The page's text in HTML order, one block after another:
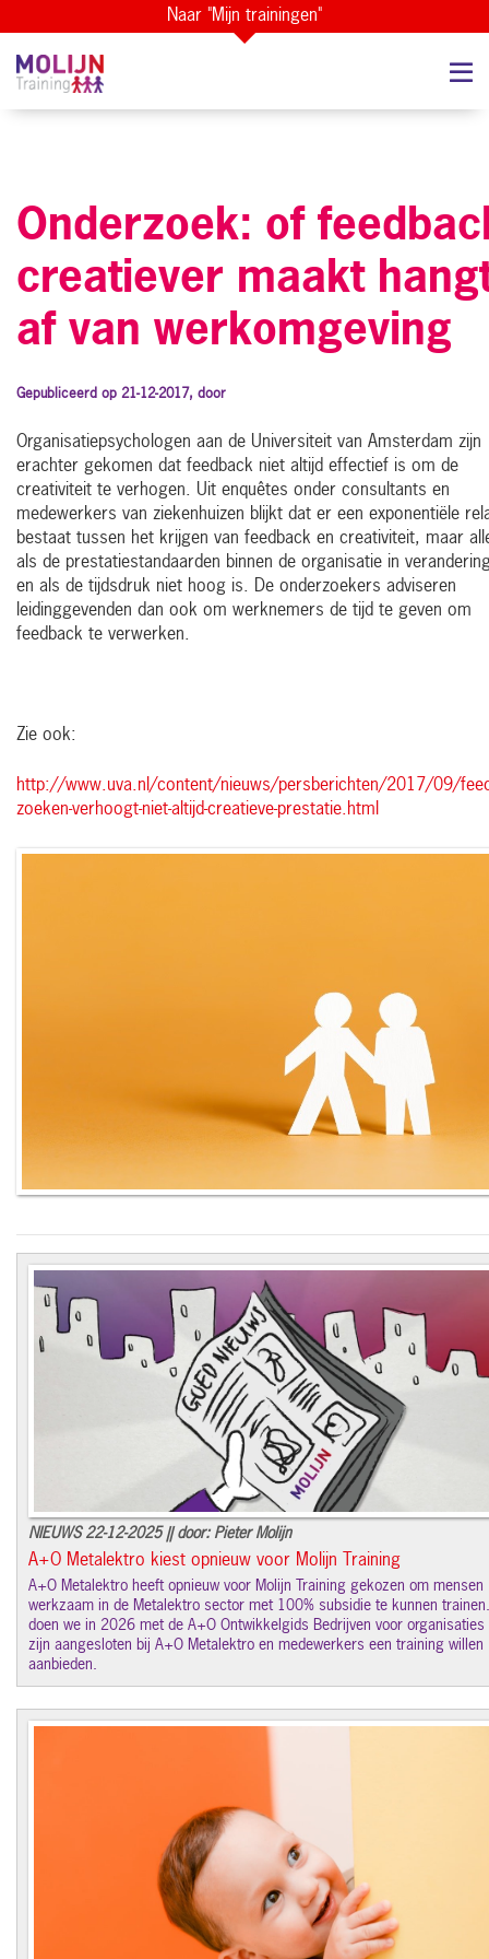
Naar "Mijn trainingen"
Onderzoek: of
creatiever maakt
af van werkomgeving
Gepubliceerd op 21-12-2017, door
Organisatiepsychologen aan de Universiteit van Amsterdam zijn
erachter gekomen dat feedback niet altijd effectief is om de
creativiteit te verhogen. Uit enquêtes onder consultants en
medewerkers van ziekenhuizen blijkt dat er een exponentiële
bestaat tussen het krijgen van feedback en creativiteit, maar
als de prestatiestandaarden binnen de organisatie in
en als de tijdsdruk niet hoog is. De onderzoekers adviseren
leidinggevenden dan ook om werknemers de tijd te geven om
feedback te verwerken.
Zie ook:
http://www.uva.nl/content/nieuws/persberichten/2017/09/
zoeken-verhoogt-niet-altijd-creatieve-prestatie.html
NIEUWS 22-12-2025 || door: Pieter Molijn
A+O Metalektro kiest opnieuw voor Molijn Training
A+O Metalektro heeft opnieuw voor Molijn Training gekozen om mensen
werkzaam in de Metalektro sector met 100% subsidie te kunnen
doen we in 2026 met de A+O Ontwikkelgids Bedrijven voor organisaties
zijn aangesloten bij A+O Metalektro en medewerkers een training willen
aanbieden.